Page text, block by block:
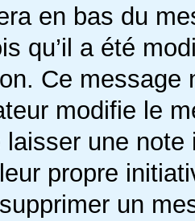
en bas du
qu’il a été
Ce message
modifie le
une note
propre
un